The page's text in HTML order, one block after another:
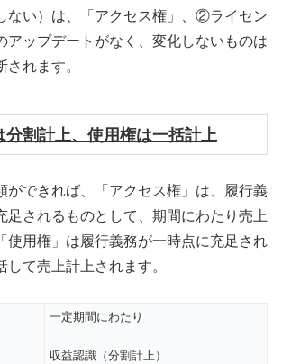
ない）は、「アクセス権」、②ライセン
アップデートがなく、変化しないものは
されます。
分割計上、使用権は一括計上
ができれば、「アクセス権」は、履行義
足されるものとして、期間にわたり売上
使用権」は履行義務が一時点に充足され
して売上計上されます。
一定期間にわたり
収益認識（分割計上）